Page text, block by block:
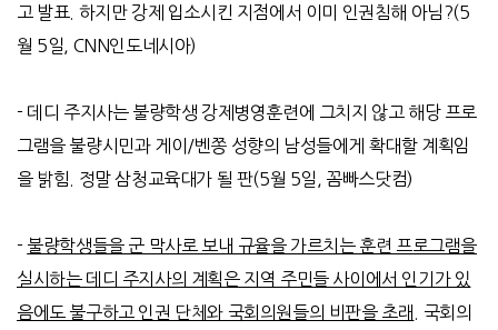
고 발표 하지만 강제 입소시킨 지점에서 이미 인권침해 아님 ?(5
월 5일 , CNN인도네시아)
- 데디 주지사는 불량학생 강제병영훈련에 그치지 않고 해당 프로
그램을 불량시민과 게이 /벤쫑 성향의 남성들에게 확대할 계획임
을 밝힘
정말 삼청교육대가 될 판(5월 5일 꼼빠스닷컴)
- 불량학생들을 군 막사로 보내 규율을 가르치는 훈련 프로그램을
실시하는 데디 주지사의 계획은 지역 주민들 사이에서 인기가 있
음에도 불구하고 인권 단체와 국회의원들의 비판을 초래
국회의